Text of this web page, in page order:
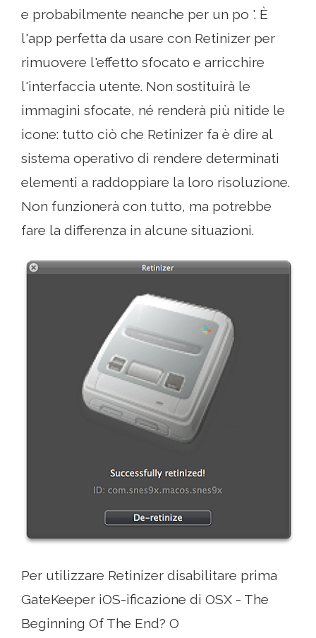
e probabilmente neanche per un po '. È
l'app perfetta da usare con Retinizer per
rimuovere l'effetto sfocato e arricchire
l'interfaccia utente. Non sostituirà le
immagini sfocate, né renderà più nitide le
icone: tutto ciò che Retinizer fa è dire al
sistema operativo di rendere determinati
elementi a raddoppiare la loro risoluzione.
Non funzionerà con tutto, ma potrebbe
fare la differenza in alcune situazioni.
Per utilizzare Retinizer disabilitare prima
GateKeeper iOS-ificazione di OSX - The
Beginning Of The End? O